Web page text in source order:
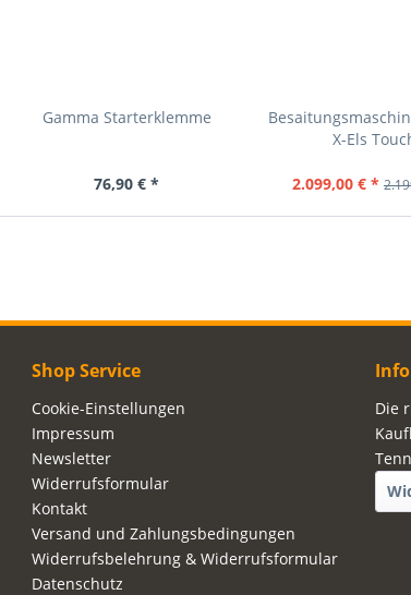
Gamma Starterklemme
76,90 € *
X-Els
2.099,00 € *
Shop Service
Cookie-Einstellungen
Impressum
Newsletter
Widerrufsformular
Kontakt
Versand und Zahlungsbedingungen
Widerrufsbelehrung & Widerrufsformular
Datenschutz
Die